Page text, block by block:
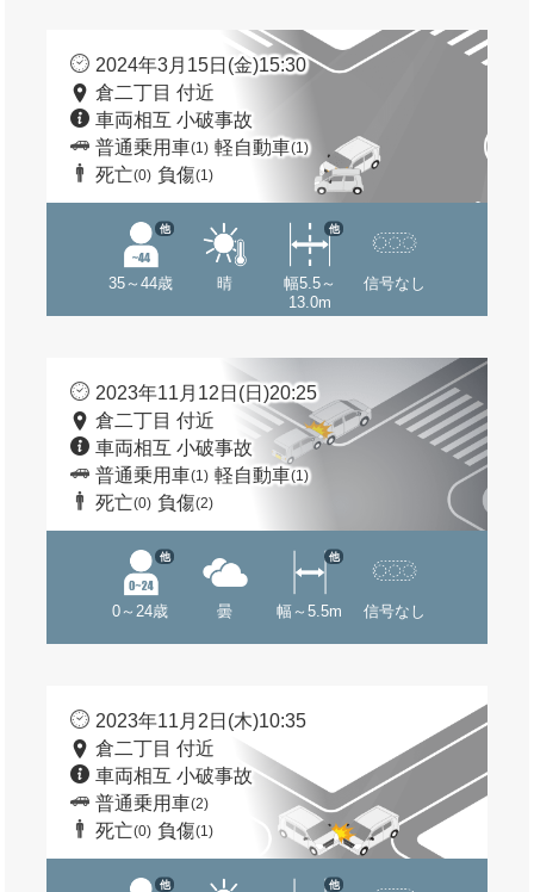
2024年3月15日(金)15:30
倉二丁目 付近
車両相互 小破事故
普通乗用車(1) 軽自動車(1)
死亡(0) 負傷(1)
35～44歳
他
晴
幅5.5～
13.0m
他
信号なし
2023年11月12日(日)20:25
倉二丁目 付近
車両相互 小破事故
普通乗用車(1) 軽自動車(1)
死亡(0) 負傷(2)
0～24歳
他
曇 幅～5.5m
他
信号なし
2023年11月2日(木)10:35
倉二丁目 付近
車両相互 小破事故
普通乗用車(2)
死亡(0) 負傷(1)
他 他